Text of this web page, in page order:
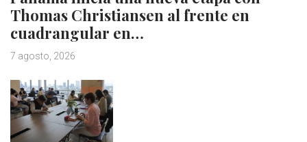
Thomas Christiansen al frente en
cuadrangular en…
7 agosto, 2026